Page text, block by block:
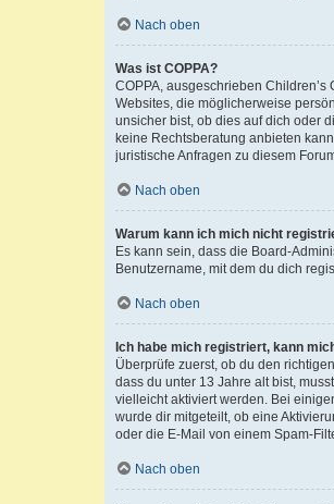
Nach oben
Was ist COPPA?
COPPA, ausgeschrieben
Websites, die möglicherweise
unsicher bist, ob dies auf dich oder
keine Rechtsberatung anbieten
juristische Anfragen zu diesem
Nach oben
Warum kann ich mich nicht
Es kann sein, dass die Board-
Benutzername, mit dem du dich
Nach oben
Ich habe mich registriert, kann
Überprüfe zuerst, ob du den
dass du unter 13 Jahre alt bist,
vielleicht aktiviert werden. Bei
wurde dir mitgeteilt, ob eine
oder die E-Mail von einem Spam-
Nach oben